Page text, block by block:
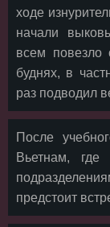
ходе
начали
всем повезло
буднях, в
раз подводил
После
Вьетнам,
предстоит